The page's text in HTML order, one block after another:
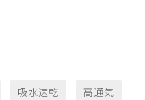
吸水速乾 高通気